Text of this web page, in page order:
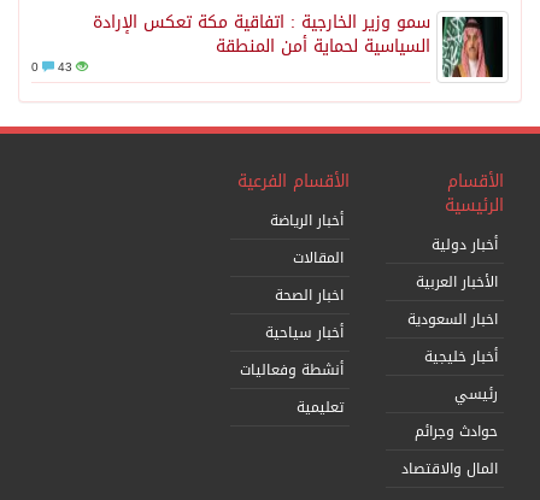
سمو وزير الخارجية : اتفاقية مكة تعكس الإرادة
السياسية لحماية أمن المنطقة
43
الأقسام
الرئيسية
أخبار دولية
الأخبار العربية
اخبار السعودية
أخبار خليجية
رئيسي
حوادث وجرائم
المال والاقتصاد
الأقسام الفرعية
أخبار الرياضة
المقالات
اخبار الصحة
أخبار سياحية
أنشطة وفعاليات
تعليمية